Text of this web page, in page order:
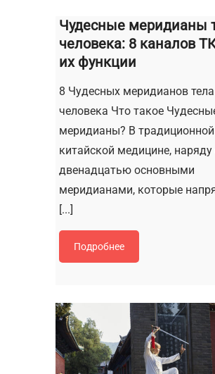
Чудесные меридианы
человека: 8 каналов
их функции
8 Чудесных меридианов тела
человека Что такое
меридианы? В традиционной
китайской медицине, наряду
двенадцатью основными
меридианами, которые
[...]
Подробнее